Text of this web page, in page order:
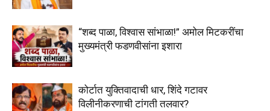
“शब्द पाळा, विश्वास सांभाळा!” अमोल मिटकरींचा
मुख्यमंत्री फडणवीसांना इशारा
कोर्टात युक्तिवादाची धार, शिंदे गटावर
विलीनीकरणाची टांगती तलवार?